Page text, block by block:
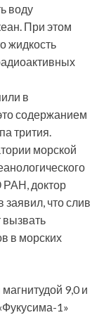
воду
При этом
жидкость
в
содержанием
трития.
морской
РАН, доктор
что слив
вызвать
в морских
9,0 и
1»